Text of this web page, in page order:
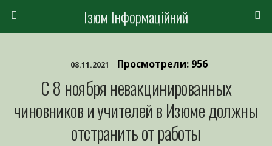
Ізюм Інформаційний
08.11.2021 Просмотрели: 956
С 8 ноября невакцинированных
чиновников и учителей в Изюме должны
отстранить от работы